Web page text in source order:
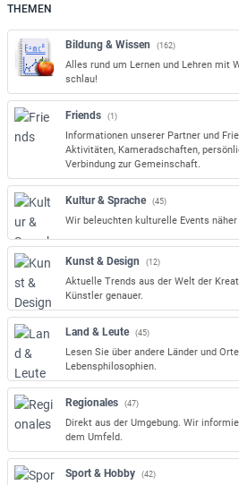
c
h
THEMEN
Bildung & Wissen (162)
Alles rund um Lernen und Lehren mit
schlau!
Friends (1)
Informationen unserer Partner und
Aktivitäten, Kameradschaften,
Verbindung zur Gemeinschaft.
Kultur & Sprache (45)
Wir beleuchten kulturelle Events
Kunst & Design (12)
Aktuelle Trends aus der Welt der
Künstler genauer.
Land & Leute (45)
Lesen Sie über andere Länder und
Lebensphilosophien.
Regionales (47)
Direkt aus der Umgebung. Wir
dem Umfeld.
Sport & Hobby (42)